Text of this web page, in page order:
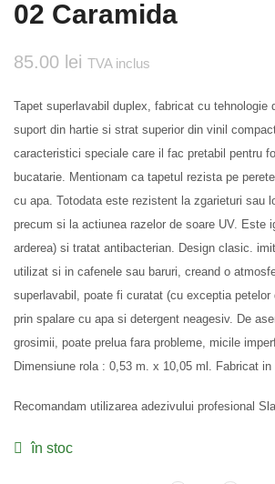
02 Caramida
85.00 lei TVA inclus
Tapet superlavabil duplex, fabricat cu tehnologie
suport din hartie si strat superior din vinil
caracteristici speciale care il fac pretabil pentru
bucatarie. Mentionam ca tapetul rezista pe
cu apa. Totodata este rezistent la zgarieturi sau
precum si la actiunea razelor de soare UV. Este
arderea) si tratat antibacterian. Design clasic.
utilizat si in cafenele sau baruri, creand o
superlavabil, poate fi curatat (cu exceptia petelor
prin spalare cu apa si detergent neagesiv. De
grosimii, poate prelua fara probleme, micile
Dimensiune rola : 0,53 m. x 10,05 ml. Fabricat in
Recomandam utilizarea adezivului profesional
în stoc